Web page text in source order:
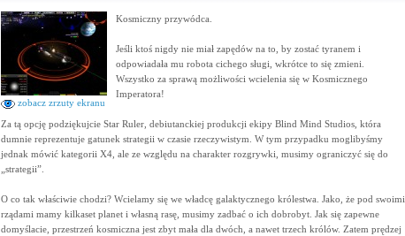
zobacz zrzuty ekranu
Kosmiczny przywódca.
Jeśli ktoś nigdy nie miał zapędów na to, by zostać tyranem i
odpowiadała mu robota cichego sługi, wkrótce to się zmieni.
Wszystko za sprawą możliwości wcielenia się w Kosmicznego
Imperatora!
Za tą opcję podziękujcie Star Ruler, debiutanckiej produkcji ekipy Blind Mind Studios, która
dumnie reprezentuje gatunek strategii w czasie rzeczywistym. W tym przypadku moglibyśmy
jednak mówić kategorii X4, ale ze względu na charakter rozgrywki, musimy ograniczyć się do
„strategii”.
O co tak właściwie chodzi? Wcielamy się we władcę galaktycznego królestwa. Jako, że pod swoimi
rządami mamy kilkaset planet i własną rasę, musimy zadbać o ich dobrobyt. Jak się zapewne
domyślacie, przestrzeń kosmiczna jest zbyt mała dla dwóch, a nawet trzech królów. Zatem prędzej